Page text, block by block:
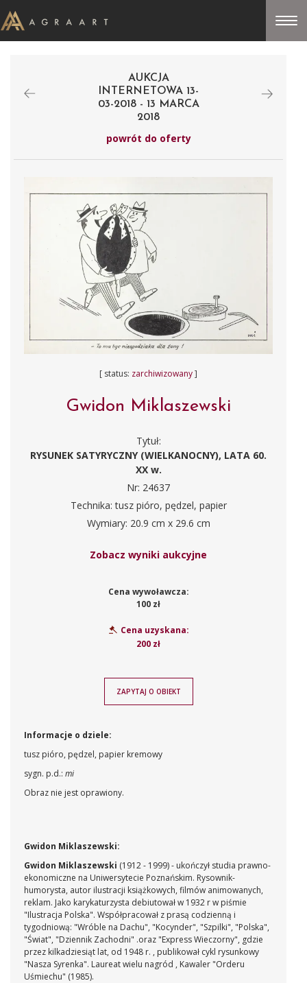
AUKCJA
INTERNETOWA 13-
03-2018 - 13 MARCA
2018
powrót do oferty
[ status: zarchiwizowany]
Gwidon Miklaszewski
Tytuł:
RYSUNEK SATYRYCZNY (WIELKANOCNY), LATA 60.
XX w.
Nr: 24637
Technika: tusz pióro, pędzel, papier
Wymiary: 20.9 cm x 29.6 cm
Zobacz wyniki aukcyjne
Cena wywoławcza:
100 zł
Cena uzyskana:
200 zł
ZAPYTAJ O OBIEKT
Informacje o dziele:
tusz pióro, pędzel, papier kremowy
sygn. p.d.: mi
Obraz nie jest oprawiony.
Gwidon Miklaszewski:
Gwidon Miklaszewski (1912 - 1999) - ukończył studia prawno-
ekonomiczne na Uniwersytecie Poznańskim. Rysownik-
humorysta, autor ilustracji książkowych, filmów animowanych,
reklam. Jako karykaturzysta debiutował w 1932 r w piśmie
"Ilustracja Polska". Współpracował z prasą codzienną i
tygodniową: "Wróble na Dachu", "Kocynder", "Szpilki", "Polska",
"Świat", "Dziennik Zachodni" .oraz "Express Wieczorny", gdzie
przez kilkadziesiąt lat, od 1948 r. , publikował cykl rysunkowy
"Nasza Syrenka". Laureat wielu nagród , Kawaler "Orderu
Uśmiechu" (1985).